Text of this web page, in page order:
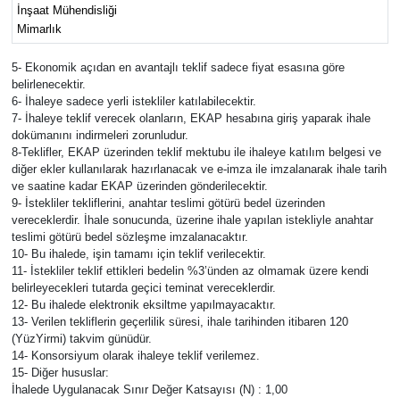
İnşaat Mühendisliği
Mimarlık
5- Ekonomik açıdan en avantajlı teklif sadece fiyat esasına göre
belirlenecektir.
6- İhaleye sadece yerli istekliler katılabilecektir.
7- İhaleye teklif verecek olanların, EKAP hesabına giriş yaparak ihale
dokümanını indirmeleri zorunludur.
8-Teklifler, EKAP üzerinden teklif mektubu ile ihaleye katılım belgesi ve
diğer ekler kullanılarak hazırlanacak ve e-imza ile imzalanarak ihale tarih
ve saatine kadar EKAP üzerinden gönderilecektir.
9- İstekliler tekliflerini, anahtar teslimi götürü bedel üzerinden
vereceklerdir. İhale sonucunda, üzerine ihale yapılan istekliyle anahtar
teslimi götürü bedel sözleşme imzalanacaktır.
10- Bu ihalede, işin tamamı için teklif verilecektir.
11- İstekliler teklif ettikleri bedelin %3’ünden az olmamak üzere kendi
belirleyecekleri tutarda geçici teminat vereceklerdir.
12- Bu ihalede elektronik eksiltme yapılmayacaktır.
13- Verilen tekliflerin geçerlilik süresi, ihale tarihinden itibaren 120
(YüzYirmi) takvim günüdür.
14- Konsorsiyum olarak ihaleye teklif verilemez.
15- Diğer hususlar:
İhalede Uygulanacak Sınır Değer Katsayısı (N) : 1,00